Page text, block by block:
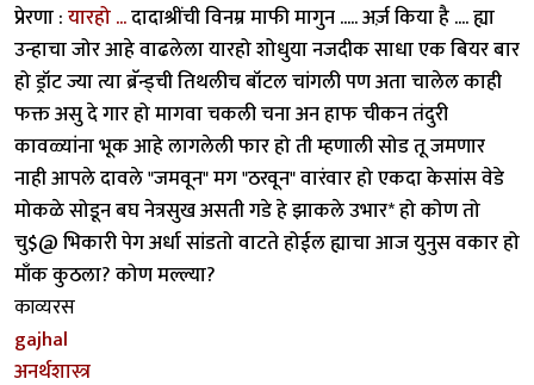
प्रेरणा :यारहो ...दादाश्रींची विनम्र माफी मागुन ..... अर्ज़ किया है .... ह्या
उन्हाचा जोर आहे वाढलेला यारहो शोधुया नजदीक साधा एक बियर बार
हो ड्रॉट ज्या त्या ब्रॅन्ड्ची तिथलीच बॉटल चांगली पण अता चालेल काही
फक्त असु दे गार हो मागवा चकली चना अन हाफ चीकन तंदुरी
कावळ्यांना भूक आहे लागलेली फार हो ती म्हणाली सोड तू जमणार
नाही आपले दावले "जमवून" मग "ठरवून" वारंवार हो एकदा केसांस वेडे
मोकळे सोडून बघ नेत्रसुख असती गडे हे झाकले उभार* हो कोण तो
चु$@ भिकारी पेग अर्धा सांडतो वाटते होईल ह्याचा आज युनुस वकार हो
माँक कुठला? कोण मल्ल्या?
काव्यरस
gajhal
अनर्थशास्त्र